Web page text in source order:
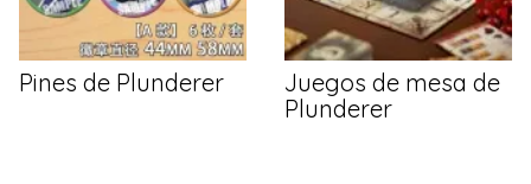
Pines de Plunderer
Juegos de mesa de
Plunderer